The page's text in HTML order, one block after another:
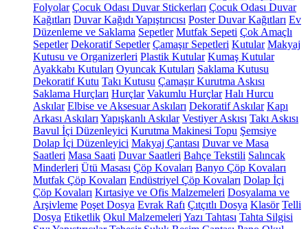
Folyolar Çocuk Odası Duvar Stickerları Çocuk Odası Duvar
Kağıtları Duvar Kağıdı Yapıştırıcısı Poster Duvar Kağıtları Ev
Düzenleme ve Saklama Sepetler Mutfak Sepeti Çok Amaçlı
Sepetler Dekoratif Sepetler Çamaşır Sepetleri Kutular Makyaj
Kutusu ve Organizerleri Plastik Kutular Kumaş Kutular
Ayakkabı Kutuları Oyuncak Kutuları Saklama Kutusu
Dekoratif Kutu Takı Kutusu Çamaşır Kurutma Askısı
Saklama Hurçları Hurçlar Vakumlu Hurçlar Halı Hurcu
Askılar Elbise ve Aksesuar Askıları Dekoratif Askılar Kapı
Arkası Askıları Yapışkanlı Askılar Vestiyer Askısı Takı Askısı
Bavul İçi Düzenleyici Kurutma Makinesi Topu Şemsiye
Dolap İçi Düzenleyici Makyaj Çantası Duvar ve Masa
Saatleri Masa Saati Duvar Saatleri Bahçe Tekstili Salıncak
Minderleri Ütü Masası Çöp Kovaları Banyo Çöp Kovaları
Mutfak Çöp Kovaları Endüstriyel Çöp Kovaları Dolap İçi
Çöp Kovaları Kırtasiye ve Ofis Malzemeleri Dosyalama ve
Arşivleme Poşet Dosya Evrak Rafı Çıtçıtlı Dosya Klasör Telli
Dosya Etiketlik Okul Malzemeleri Yazı Tahtası Tahta Silgisi